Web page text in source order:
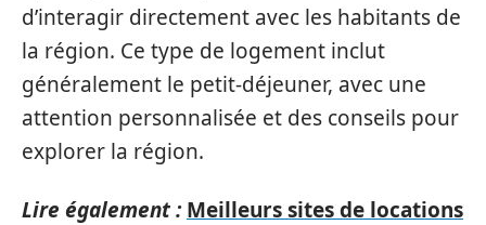
d’interagir directement avec les habitants de
la région. Ce type de logement inclut
généralement le petit-déjeuner, avec une
attention personnalisée et des conseils pour
explorer la région.
Lire également : Meilleurs sites de locations